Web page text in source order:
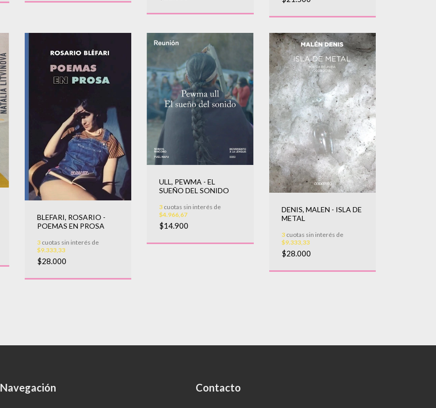
BLEFARI, ROSARIO -
POEMAS EN PROSA
3cuotas sin interés de
$9.333,33
$28.000
ULL, PEWMA - EL
SUEÑO DEL SONIDO
3 cuotas sin interés de
$4.966,67
$14.900
DENIS, MALEN - ISLA DE
METAL
3cuotas sin interés de
$9.333,33
$28.000
Navegación Contacto